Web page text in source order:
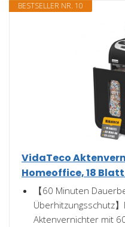
BESTSELLER NR. 10
VidaTeco
Homeoffice, 18
【60 Minuten
Überhitzungsschutz
Aktenvernichter mit